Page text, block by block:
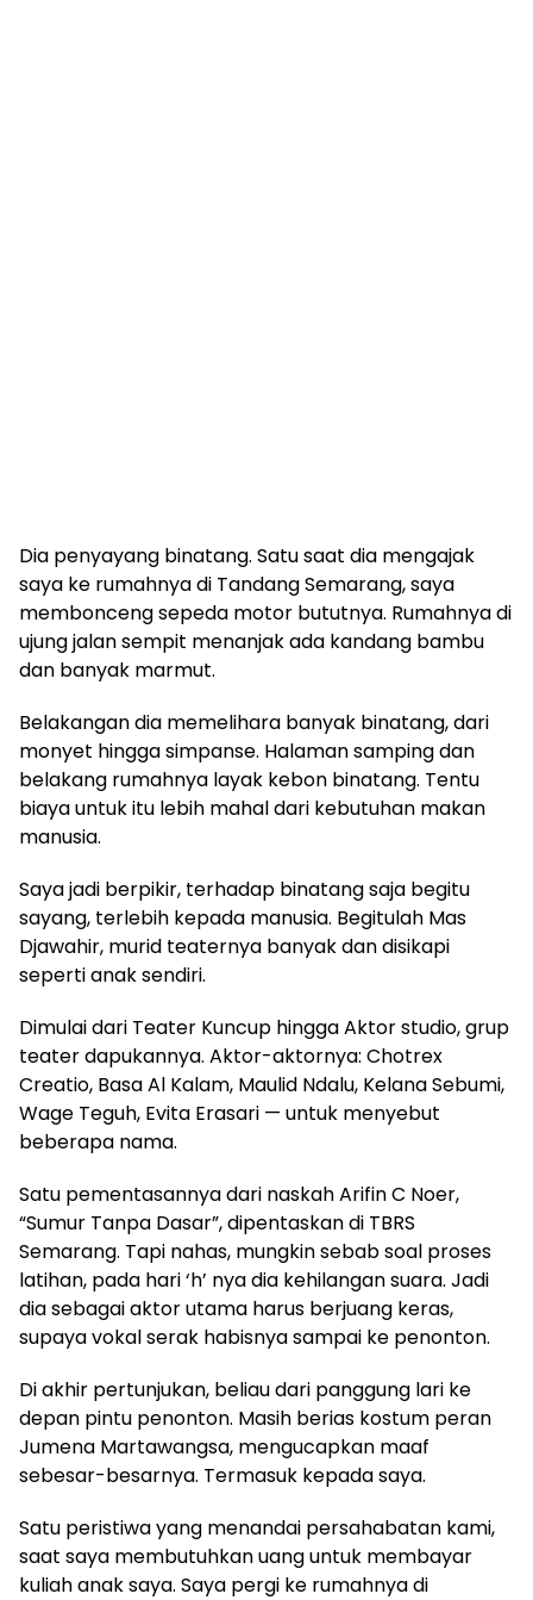
Dia penyayang binatang. Satu saat dia mengajak
saya ke rumahnya di Tandang Semarang, saya
membonceng sepeda motor bututnya. Rumahnya di
ujung jalan sempit menanjak ada kandang bambu
dan banyak marmut.
Belakangan dia memelihara banyak binatang, dari
monyet hingga simpanse. Halaman samping dan
belakang rumahnya layak kebon binatang. Tentu
biaya untuk itu lebih mahal dari kebutuhan makan
manusia.
Saya jadi berpikir, terhadap binatang saja begitu
sayang, terlebih kepada manusia. Begitulah Mas
Djawahir, murid teaternya banyak dan disikapi
seperti anak sendiri.
Dimulai dari Teater Kuncup hingga Aktor studio, grup
teater dapukannya. Aktor-aktornya: Chotrex
Creatio, Basa Al Kalam, Maulid Ndalu, Kelana Sebumi,
Wage Teguh, Evita Erasari — untuk menyebut
beberapa nama.
Satu pementasannya dari naskah Arifin C Noer,
“Sumur Tanpa Dasar”, dipentaskan di TBRS
Semarang. Tapi nahas, mungkin sebab soal proses
latihan, pada hari ‘h’ nya dia kehilangan suara. Jadi
dia sebagai aktor utama harus berjuang keras,
supaya vokal serak habisnya sampai ke penonton.
Di akhir pertunjukan, beliau dari panggung lari ke
depan pintu penonton. Masih berias kostum peran
Jumena Martawangsa, mengucapkan maaf
sebesar-besarnya. Termasuk kepada saya.
Satu peristiwa yang menandai persahabatan kami,
saat saya membutuhkan uang untuk membayar
kuliah anak saya. Saya pergi ke rumahnya di